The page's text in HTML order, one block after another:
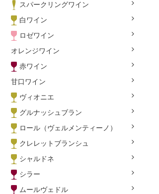
スパークリングワイン
白ワイン
ロゼワイン
オレンジワイン
赤ワイン
甘口ワイン
ヴィオニエ
グルナッシュブラン
ロール（ヴェルメンティーノ）
クレレットブランシュ
シャルドネ
シラー
ムールヴェドル